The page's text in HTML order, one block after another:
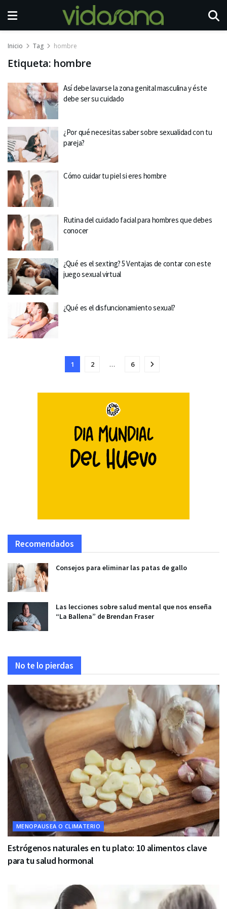
Inicio Tag hombre
Etiqueta: hombre
Así debe lavarse la zona genital masculina y éste
debe ser su cuidado
¿Por qué necesitas saber sobre sexualidad con tu
pareja?
Cómo cuidar tu piel si eres hombre
Rutina del cuidado facial para hombres que debes
conocer
¿Qué es el sexting? 5 Ventajas de contar con este
juego sexual virtual
¿Qué es el disfuncionamiento sexual?
1 2 … 6
Recomendados
Consejos para eliminar las patas de gallo
Las lecciones sobre salud mental que nos enseña
“La Ballena” de Brendan Fraser
No te lo pierdas
MENOPAUSEA O CLIMATERIO
Estrógenos naturales en tu plato: 10 alimentos clave
para tu salud hormonal